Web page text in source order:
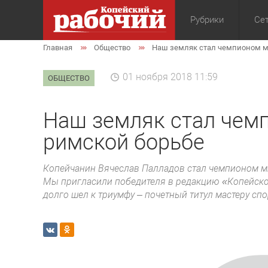
Рубрики
Общество
Главная Общество Наш земляк стал чемпионом
ОБЩЕСТВО 01 ноября 2018 11:59
Наш земляк стал
римской борьбе
Копейчанин Вячеслав Палладов стал чемпионом
Мы пригласили победителя в редакцию
долго шел к триумфу – почетный титул мастеру